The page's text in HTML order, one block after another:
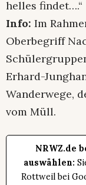
helles findet….“
Info: Im
Oberbegriff
Erhard-
Wanderwege,
vom Müll.
NRWZ.de
auswählen:
Rottweil bei